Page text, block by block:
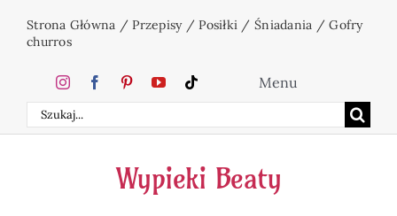
Strona Główna /Przepisy/Posiłki / Śniadania /Gofry
churros
Szukaj
Menu
Home
Ciasta
Wypieki Beaty